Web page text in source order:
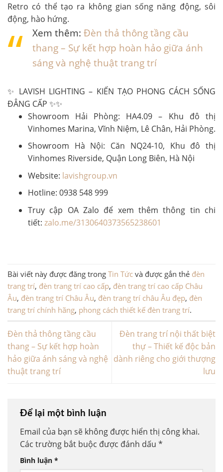
Retro có thể tạo ra không gian sống năng động, sôi
động, hào hứng.
Xem thêm: Đèn thả thông tầng cầu
thang – Sự kết hợp hoàn hảo giữa ánh
sáng và nghệ thuật trang trí
✨ LAVISH LIGHTING – KIẾN TẠO PHONG CÁCH SỐNG
ĐẲNG CẤP ✨✨
Showroom Hải Phòng: HA4.09 – Khu đô thị
Vinhomes Marina, Vĩnh Niệm, Lê Chân, Hải Phòng.
Showroom Hà Nội: Căn NQ24-10, Khu đô thị
Vinhomes Riverside, Quận Long Biên, Hà Nội
Website: lavishgroup.vn
Hotline: 0938 548 999
Truy cập OA Zalo để xem thêm thông tin chi
tiết: zalo.me/3130640373565238601
Bài viết này được đăng trong Tin Tức và được gắn thẻ đèn
trang trí, đèn trang trí cao cấp, đèn trang trí cao cấp Châu
Âu, đèn trang trí Châu Âu, đèn trang trí châu Âu đẹp, đèn
trang trí chính hãng, phong cách thiết kế đèn trang trí.
Đèn thả thông tầng cầu
thang – Sự kết hợp hoàn
hảo giữa ánh sáng và nghệ
thuật trang trí
Đèn trang trí nội thất biệt
thự – Thiết kế độc bản
dành riêng cho giới thượng
lưu
Để lại một bình luận
Email của bạn sẽ không được hiển thị công khai.
Các trường bắt buộc được đánh dấu *
Bình luận *